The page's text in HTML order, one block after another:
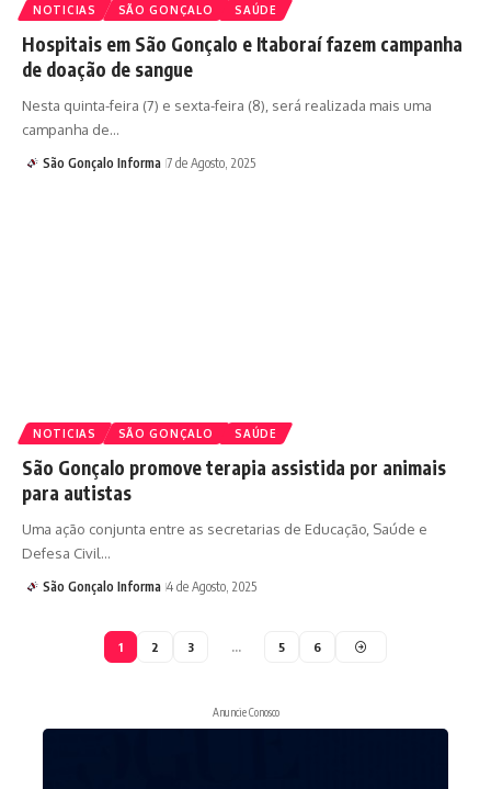
NOTICIAS SÃO GONÇALO SAÚDE
Hospitais em São Gonçalo e Itaboraí fazem campanha
de doação de sangue
Nesta quinta-feira (7) e sexta-feira (8), será realizada mais uma
campanha de…
São Gonçalo Informa 7 de Agosto, 2025
NOTICIAS SÃO GONÇALO SAÚDE
São Gonçalo promove terapia assistida por animais
para autistas
Uma ação conjunta entre as secretarias de Educação, Saúde e
Defesa Civil…
São Gonçalo Informa 4 de Agosto, 2025
1 2 3 … 5 6
Anuncie Conosco